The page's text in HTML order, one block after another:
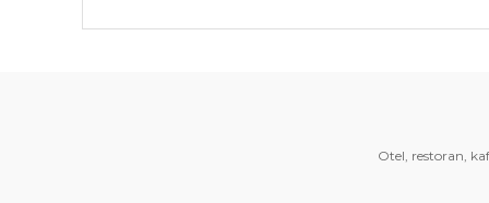
Bu ürünün fiyat bilgisi, resim, ürün
Ürün bilgilerinde hatalar bulunuyor.
Otel, restoran,